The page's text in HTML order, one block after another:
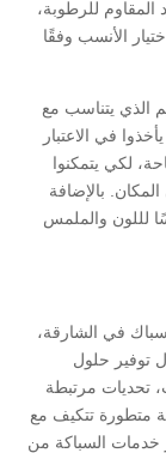
للرطوبة،
الأنسب وفقًا
الذي يتناسب مع
في الاعتبار
لكي يتمكنوا
بالإضافة
لللون والملمس
في الشارقة،
توفير حلول
تحديات مرتبطة
متطورة تتكيف مع
خدمات السباكة من